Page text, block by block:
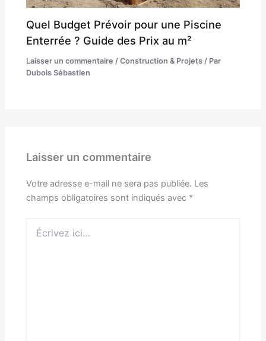
Quel Budget Prévoir pour une Piscine
Enterrée ? Guide des Prix au m²
Laisser un commentaire /Construction & Projets / Par
Dubois Sébastien
Laisser un commentaire
Votre adresse e-mail ne sera pas publiée. Les
champs obligatoires sont indiqués avec *
ici…